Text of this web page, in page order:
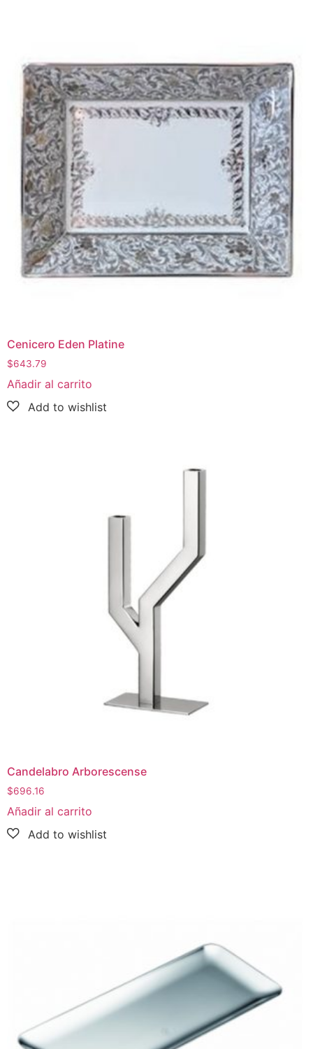
Cenicero Eden Platine
$643.79
Añadir al carrito
Candelabro Arborescense
$696.16
Añadir al carrito